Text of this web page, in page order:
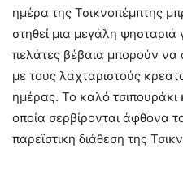
ημέρα της Τσικνοπέμπτης
στηθεί μια μεγάλη
πελάτες βέβαια μπορούν να
με τους λαχταριστούς
ημέρας. Το καλό
οποία σερβίρονται άφθονα
παρεϊστικη διάθεση της